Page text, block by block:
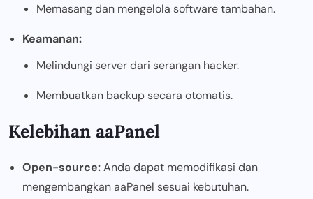
Memasang dan mengelola software tambahan.
Keamanan:
Melindungi server dari serangan hacker.
Membuatkan backup secara otomatis.
Kelebihan aaPanel
Open-source:Anda dapat memodifikasi dan
mengembangkan aaPanel sesuai kebutuhan.